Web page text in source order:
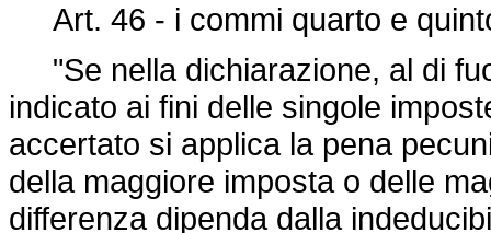
Art. 46 - i commi quarto e
"Se nella dichiarazione, al di
indicato ai fini delle singole
accertato si applica la pena
della maggiore imposta o delle
differenza dipenda dalla